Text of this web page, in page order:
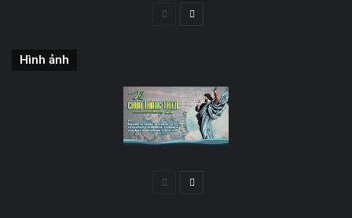
Trang Trang
Hình ảnh
Trang Trang